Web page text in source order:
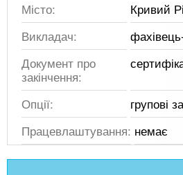
Місто:
Кривий
Викладач:
Документ про
закінчення:
Опції:
групові
Працевлаштування: немає